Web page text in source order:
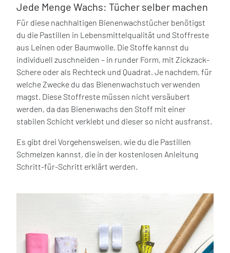
Jede Menge Wachs: Tücher selber machen
Für diese nachhaltigen Bienenwachstücher benötigst
du die Pastillen in Lebensmittelqualität und Stoffreste
aus Leinen oder Baumwolle. Die Stoffe kannst du
individuell zuschneiden – in runder Form, mit Zickzack-
Schere oder als Rechteck und Quadrat. Je nachdem, für
welche Zwecke du das Bienenwachstuch verwenden
magst. Diese Stoffreste müssen nicht versäubert
werden, da das Bienenwachs den Stoff mit einer
stabilen Schicht verklebt und dieser so nicht ausfranst.
Es gibt drei Vorgehensweisen, wie du die Pastillen
Schmelzen kannst, die in der kostenlosen Anleitung
Schritt-für-Schritt erklärt werden.